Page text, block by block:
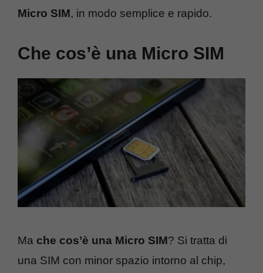
Micro SIM, in modo semplice e rapido.
Che cos’è una Micro SIM
Ma che cos’è una Micro SIM? Si tratta di
una SIM con minor spazio intorno al chip,